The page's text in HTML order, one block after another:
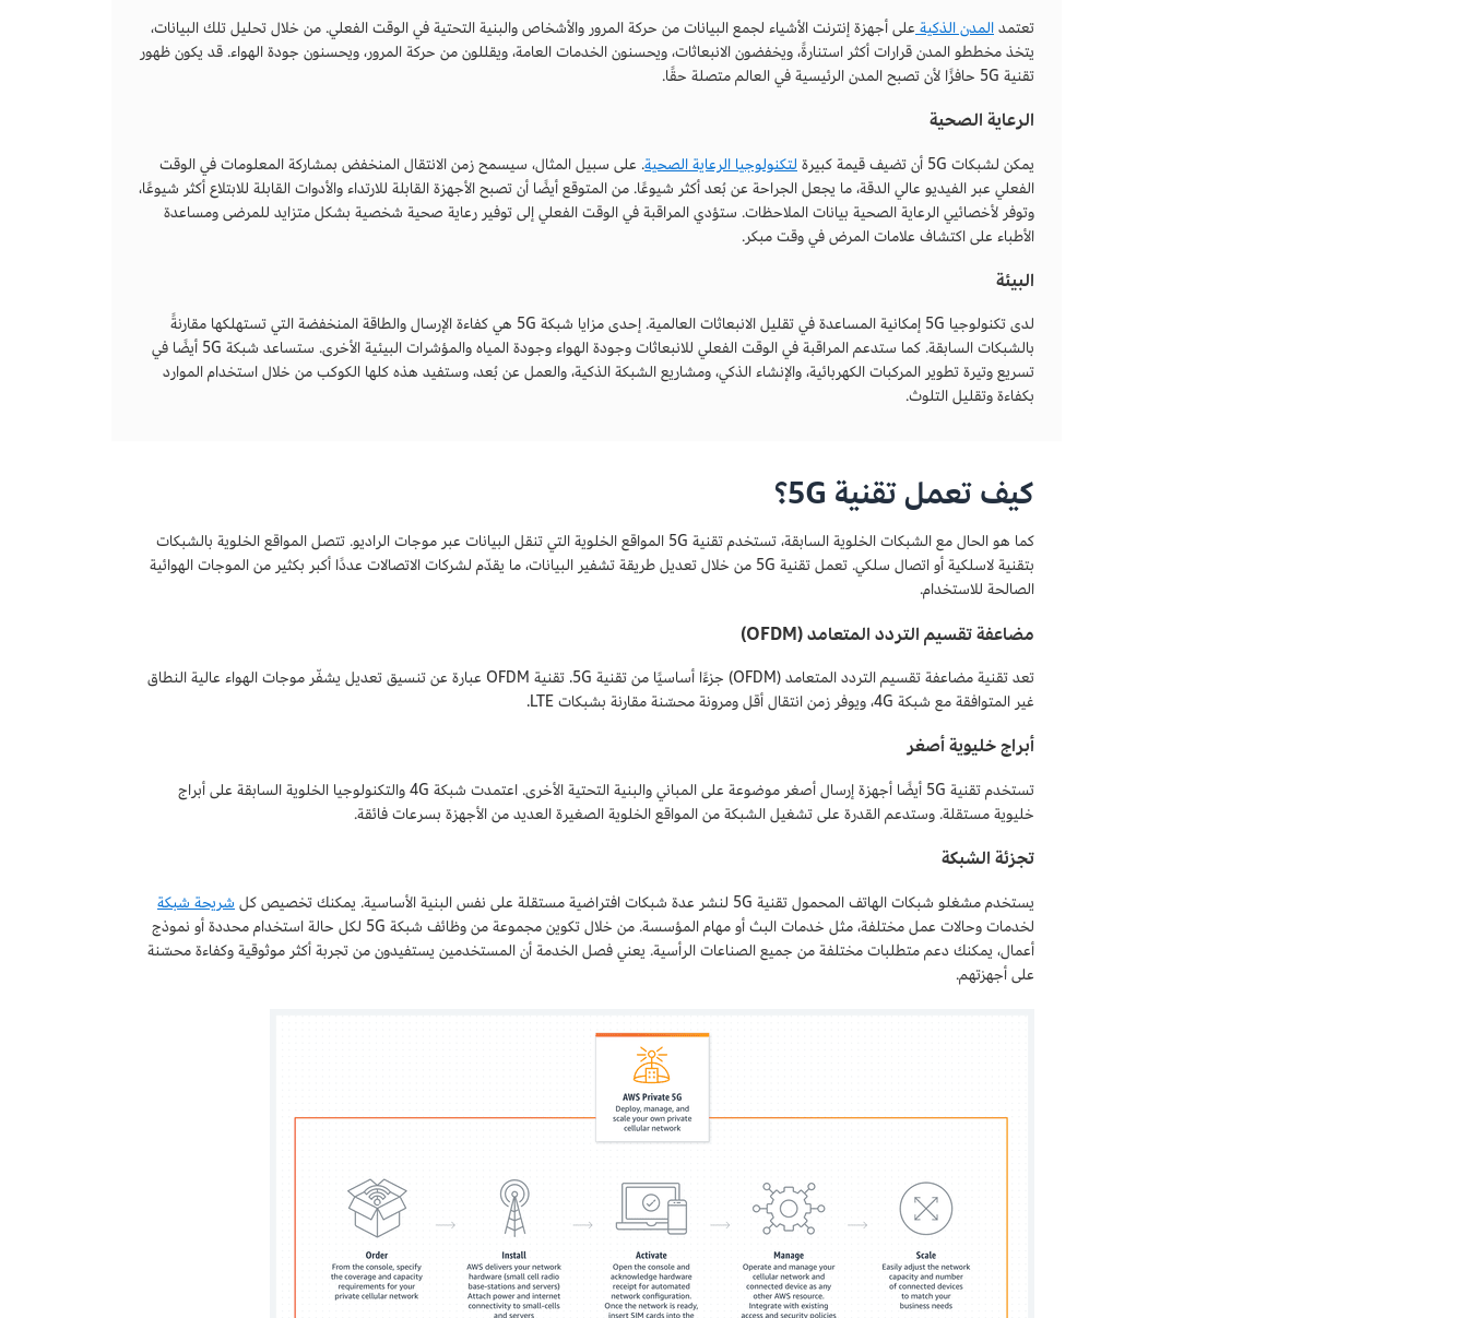
تعتمدالمدن الذكية على أجهزة إنترنت الأشياء لجمع البيانات من حركة المرور والأشخاص والبنية التحتية في الوقت الفعلي. من خلال تحليل تلك البيانات،
يتخذ مخططو المدن قرارات أكثر استنارةً، ويخفضون الانبعاثات، ويحسنون الخدمات العامة، ويقللون من حركة المرور، ويحسنون جودة الهواء. قد يكون ظهور
تقنية 5G حافزًا لأن تصبح المدن الرئيسية في العالم متصلة حقًا.
الرعاية الصحية
يمكن لشبكات 5G أن تضيف قيمة كبيرة لتكنولوجيا الرعاية الصحية. على سبيل المثال، سيسمح زمن الانتقال المنخفض بمشاركة المعلومات في الوقت
الفعلي عبر الفيديو عالي الدقة، ما يجعل الجراحة عن بُعد أكثر شيوعًا. من المتوقع أيضًا أن تصبح الأجهزة القابلة للارتداء والأدوات القابلة للابتلاع أكثر شيوعًا،
وتوفر لأخصائيي الرعاية الصحية بيانات الملاحظات. ستؤدي المراقبة في الوقت الفعلي إلى توفير رعاية صحية شخصية بشكل متزايد للمرضى ومساعدة
الأطباء على اكتشاف علامات المرض في وقت مبكر.
البيئة
لدى تكنولوجيا 5G إمكانية المساعدة في تقليل الانبعاثات العالمية. إحدى مزايا شبكة 5G هي كفاءة الإرسال والطاقة المنخفضة التي تستهلكها مقارنةً
بالشبكات السابقة. كما ستدعم المراقبة في الوقت الفعلي للانبعاثات وجودة الهواء وجودة المياه والمؤشرات البيئية الأخرى. ستساعد شبكة 5G أيضًا في
تسريع وتيرة تطوير المركبات الكهربائية، والإنشاء الذكي، ومشاريع الشبكة الذكية، والعمل عن بُعد، وستفيد هذه كلها الكوكب من خلال استخدام الموارد
بكفاءة وتقليل التلوث.
كيف تعمل تقنية 5G؟
كما هو الحال مع الشبكات الخلوية السابقة، تستخدم تقنية 5G المواقع الخلوية التي تنقل البيانات عبر موجات الراديو. تتصل المواقع الخلوية بالشبكات
بتقنية لاسلكية أو اتصال سلكي. تعمل تقنية 5G من خلال تعديل طريقة تشفير البيانات، ما يقدّم لشركات الاتصالات عددًا أكبر بكثير من الموجات الهوائية
الصالحة للاستخدام.
مضاعفة تقسيم التردد المتعامد (OFDM)
تعد تقنية مضاعفة تقسيم التردد المتعامد (OFDM) جزءًا أساسيًا من تقنية 5G. تقنية OFDM عبارة عن تنسيق تعديل يشفّر موجات الهواء عالية النطاق
غير المتوافقة مع شبكة 4G، ويوفر زمن انتقال أقل ومرونة محسّنة مقارنة بشبكات LTE.
أبراج خليوية أصغر
تستخدم تقنية 5G أيضًا أجهزة إرسال أصغر موضوعة على المباني والبنية التحتية الأخرى. اعتمدت شبكة 4G والتكنولوجيا الخلوية السابقة على أبراج
خليوية مستقلة. وستدعم القدرة على تشغيل الشبكة من المواقع الخلوية الصغيرة العديد من الأجهزة بسرعات فائقة.
تجزئة الشبكة
يستخدم مشغلو شبكات الهاتف المحمول تقنية 5G لنشر عدة شبكات افتراضية مستقلة على نفس البنية الأساسية. يمكنك تخصيص كل
شريحة شبكة
لخدمات وحالات عمل مختلفة، مثل خدمات البث أو مهام المؤسسة. من خلال تكوين مجموعة من وظائف شبكة 5G لكل حالة استخدام محددة أو نموذج
أعمال، يمكنك دعم متطلبات مختلفة من جميع الصناعات الرأسية. يعني فصل الخدمة أن المستخدمين يستفيدون من تجربة أكثر موثوقية وكفاءة محسّنة
على أجهزتهم.